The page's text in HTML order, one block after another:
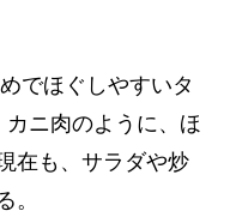
でほぐしやすいタ
ニ肉のように、ほ
在も、サラダや炒
。